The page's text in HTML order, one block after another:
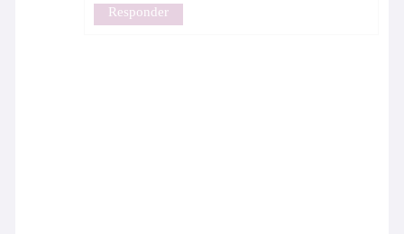
Responder